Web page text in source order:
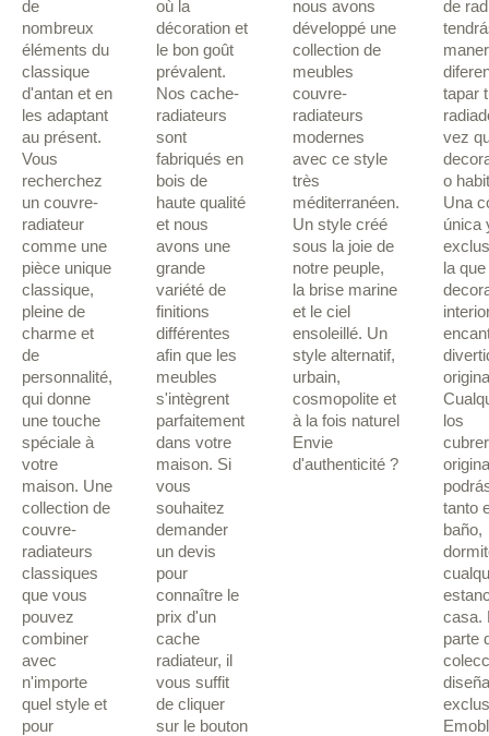
de
nombreux
éléments du
classique
d'antan et en
les adaptant
au présent.
Vous
recherchez
un couvre-
radiateur
comme une
pièce unique
classique,
pleine de
charme et
de
personnalité,
qui donne
une touche
spéciale à
votre
maison. Une
collection de
couvre-
radiateurs
classiques
que vous
pouvez
combiner
avec
n'importe
quel style et
pour
où la
décoration et
le bon goût
prévalent.
Nos cache-
radiateurs
sont
fabriqués en
bois de
haute qualité
et nous
avons une
grande
variété de
finitions
différentes
afin que les
meubles
s'intègrent
parfaitement
dans votre
maison. Si
vous
souhaitez
demander
un devis
pour
connaître le
prix d'un
cache
radiateur, il
vous suffit
de cliquer
sur le bouton
nous avons
développé une
collection de
meubles
couvre-
radiateurs
modernes
avec ce style
très
méditerranéen.
Un style créé
sous la joie de
notre peuple,
la brise marine
et le ciel
ensoleillé. Un
style alternatif,
urbain,
cosmopolite et
à la fois naturel
Envie
d'authenticité ?
de
tapar
vez
o
Una
única
la
los
tanto
baño,
casa.
parte